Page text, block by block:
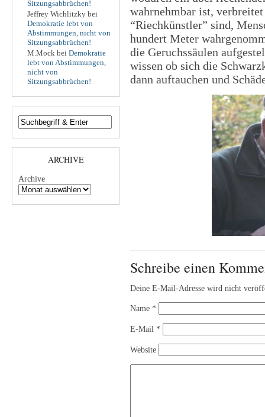
Sitzungsabbrüchen!
Jeffrey Wichlitzky bei
Demokratie lebt von
Abstimmungen, nicht von
Sitzungsabbrüchen!
M.Mock bei Demokratie
lebt von Abstimmungen,
nicht von
Sitzungsabbrüchen!
ARCHIVE
Archive
wahrnehmbar ist,
“Riechkünstler” sind,
hundert Meter
die Geruchssäulen
wissen ob sich die
dann auftauchen und
Schreibe einen
Deine E-Mail-Adresse wird nicht
Name *
E-Mail *
Website